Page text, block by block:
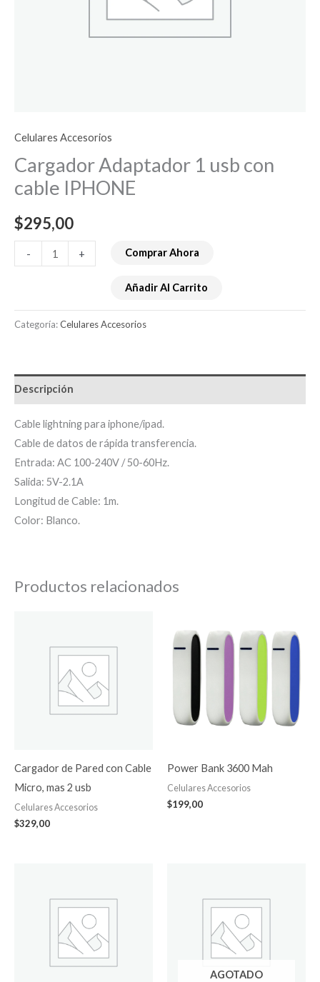
Celulares Accesorios
Cargador Adaptador 1 usb con
cable IPHONE
$295,00
- + Comprar Ahora
Añadir Al Carrito
Categoría:Celulares Accesorios
Descripción
Cable lightning para iphone/ipad.
Cable de datos de rápida transferencia.
Entrada: AC 100-240V / 50-60Hz.
Salida: 5V-2.1A
Longitud de Cable: 1m.
Color: Blanco.
Productos relacionados
Cargador de Pared con Cable
Micro, mas 2 usb
Celulares Accesorios
$329,00
Power Bank 3600 Mah
Celulares Accesorios
$199,00
AGOTADO